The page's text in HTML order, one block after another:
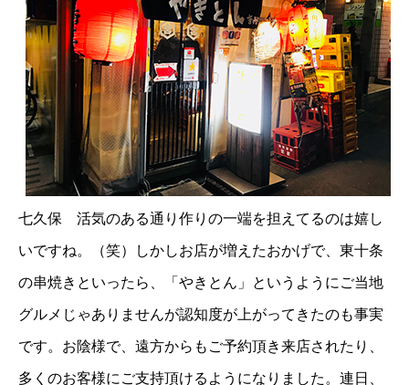
七久保 活気のある通り作りの一端を担えてるのは嬉し
いですね。（笑）しかしお店が増えたおかげで、東十条
の串焼きといったら、「やきとん」というようにご当地
グルメじゃありませんが認知度が上がってきたのも事実
です。お陰様で、遠方からもご予約頂き来店されたり、
多くのお客様にご支持頂けるようになりました。連日、